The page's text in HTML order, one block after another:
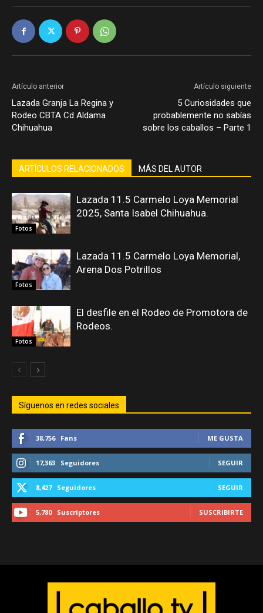
Artículo anterior
Lazada Granja La Regina y
Rodeo CBTA Cd Aldama
Chihuahua
Artículo siguiente
5 Curiosidades que
probablemente no sabías
sobre los caballos – Parte 1
ARTÍCULOS RELACIONADOS MÁS DEL AUTOR
Fotos
Lazada 11.5 Carmelo Loya Memorial
2025, Santa Isabel Chihuahua.
Fotos
Lazada 11.5 Carmelo Loya Memorial,
Arena Dos Potrillos
Fotos
El desfile en el Rodeo de Promotora de
Rodeos.
Síguenos en redes sociales
38,756 Fans ME GUSTA
17,363 Seguidores SEGUIR
8,427 Seguidores SEGUIR
5,780 Suscriptores SUSCRIBIRTE